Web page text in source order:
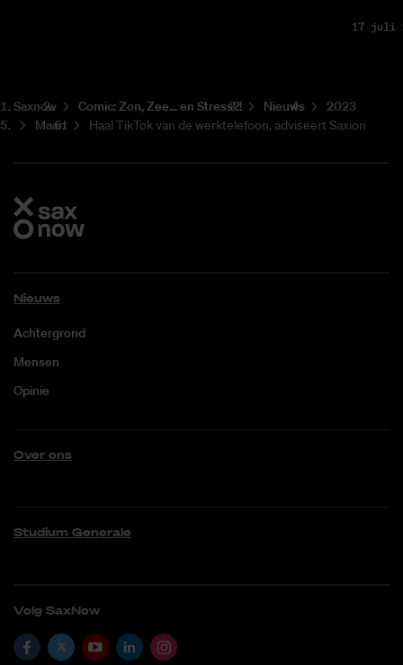
17 juli
Saxnow Co­mic: Zon, Zee... en Stress?! Nieuws
2023
Maart
Haal TikTok van de werktelefoon, adviseert Saxion
Nieuws
Achtergrond
Mensen
Opinie
Over ons
Studium Generale
Volg SaxNow